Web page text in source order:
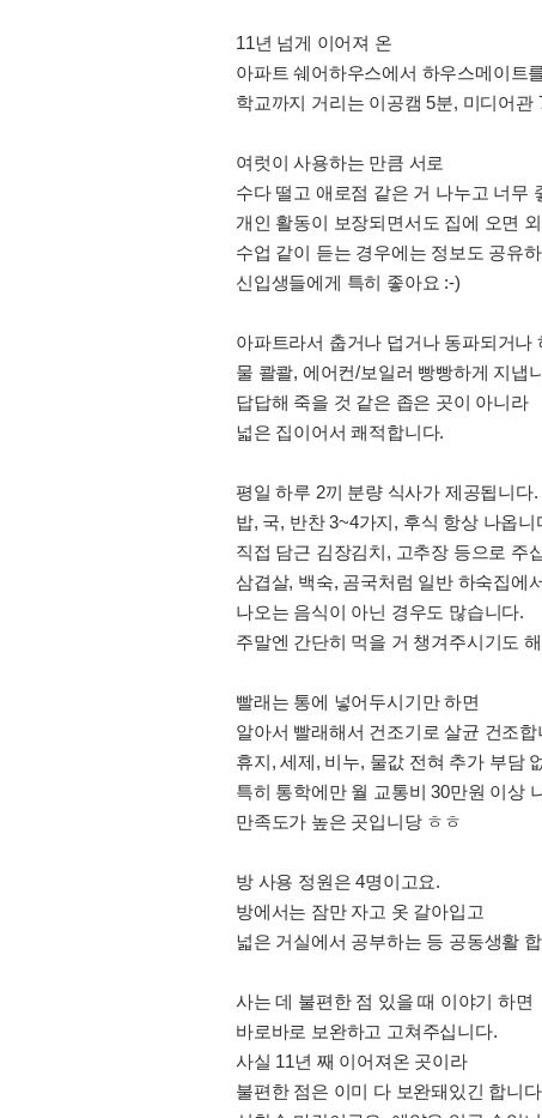
11년 넘게 이어져 온
아파트 쉐어하우스에서 하우스메이트
학교까지 거리는 이공캠 5분, 미디어관
여럿이 사용하는 만큼 서로
수다 떨고 애로점 같은 거 나누고 너무
개인 활동이 보장되면서도 집에 오면
수업 같이 듣는 경우에는 정보도 공유
신입생들에게 특히 좋아요 :-)
아파트라서 춥거나 덥거나 동파되거나
물 콸콸, 에어컨/보일러 빵빵하게 지냅
답답해 죽을 것 같은 좁은 곳이 아니라
넓은 집이어서 쾌적합니다.
평일 하루 2끼 분량 식사가 제공됩니다.
밥, 국, 반찬 3~4가지, 후식 항상 나옵니
직접 담근 김장김치, 고추장 등으로 주
삼겹살, 백숙, 곰국처럼 일반 하숙집에
나오는 음식이 아닌 경우도 많습니다.
주말엔 간단히 먹을 거 챙겨주시기도
빨래는 통에 넣어두시기만 하면
알아서 빨래해서 건조기로 살균 건조합
휴지, 세제, 비누, 물값 전혀 추가 부담
특히 통학에만 월 교통비 30만원 이상
만족도가 높은 곳입니당 ㅎㅎ
방 사용 정원은 4명이고요.
방에서는 잠만 자고 옷 갈아입고
넓은 거실에서 공부하는 등 공동생활
사는 데 불편한 점 있을 때 이야기 하면
바로바로 보완하고 고쳐주십니다.
사실 11년 째 이어져온 곳이라
불편한 점은 이미 다 보완돼있긴 합니